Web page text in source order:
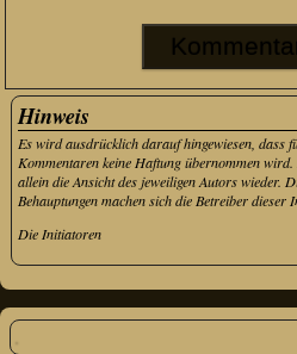
Hinweis
Es wird ausdrücklich darauf hingewiesen, dass
Kommentaren keine Haftung übernommen
allein die Ansicht des jeweiligen Autors wieder.
Behauptungen machen sich die Betreiber dieser
Die Initiatoren